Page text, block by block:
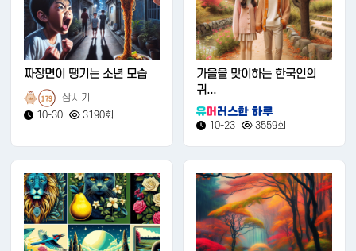
짜장면이 땡기는 소년 모습
179
삼시기
10-30
3190회
가을을 맞이하는 한국인의
귀...
10-23 3559회